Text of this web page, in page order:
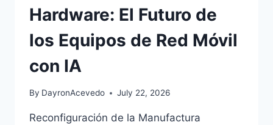
Hardware: El Futuro de
los Equipos de Red Móvil
con IA
By DayronAcevedo July 22, 2026
Reconfiguración de la Manufactura